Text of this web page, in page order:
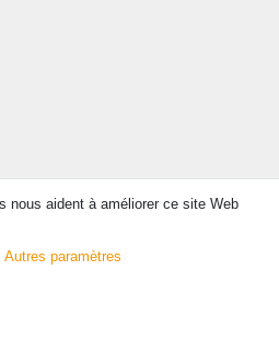
nous aident à améliorer ce site Web
Autres paramètres